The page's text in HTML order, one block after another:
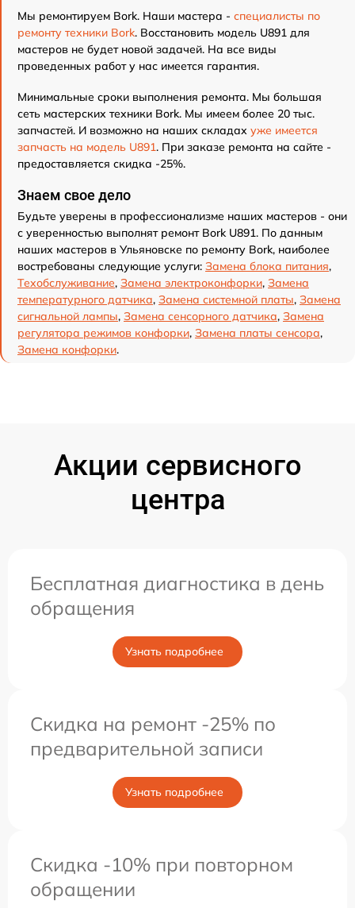
Мы ремонтируем Bork. Наши мастера - специалисты по
ремонту техники Bork. Восстановить модель U891 для
мастеров не будет новой задачей. На все виды
проведенных работ у нас имеется гарантия.
Минимальные сроки выполнения ремонта. Мы большая
сеть мастерских техники Bork. Мы имеем более 20 тыс.
запчастей. И возможно на наших складах уже имеется
запчасть на модель U891. При заказе ремонта на сайте -
предоставляется скидка -25%.
Знаем свое дело
Будьте уверены в профессионализме наших мастеров - они
с уверенностью выполнят ремонт Bork U891. По данным
наших мастеров в Ульяновске по ремонту Bork, наиболее
востребованы следующие услуги: Замена блока питания,
Техобслуживание, Замена электроконфорки, Замена
температурного датчика, Замена системной платы, Замена
сигнальной лампы, Замена сенсорного датчика, Замена
регулятора режимов конфорки, Замена платы сенсора,
Замена конфорки.
Акции сервисного
центра
Бесплатная диагностика в день
обращения
Узнать подробнее
Скидка на ремонт -25% по
предварительной записи
Узнать подробнее
Скидка -10% при повторном
обращении